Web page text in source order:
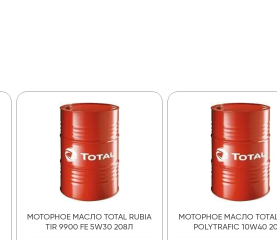
МОТОРНОЕ МАСЛО TOTAL RUBIA
TIR 9900 FE 5W30 208Л
МОТОРНОЕ МАСЛО TOTAL
POLYTRAFIC 10W40